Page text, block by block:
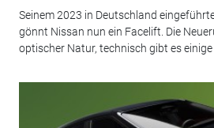
Seinem 2023 in Deutschland
gönnt Nissan nun ein Facelift. Die
optischer Natur, technisch gibt es einige